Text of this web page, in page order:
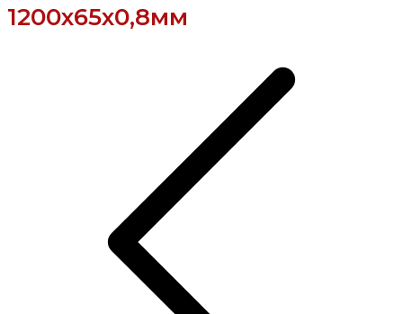
1200х65х0,8мм